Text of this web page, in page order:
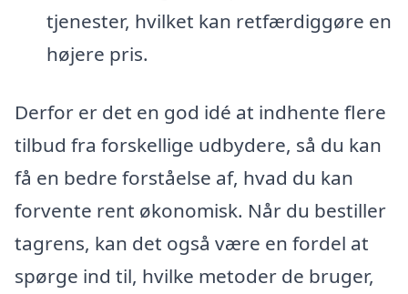
tjenester, hvilket kan retfærdiggøre en
højere pris.
Derfor er det en god idé at indhente flere
tilbud fra forskellige udbydere, så du kan
få en bedre forståelse af, hvad du kan
forvente rent økonomisk. Når du bestiller
tagrens, kan det også være en fordel at
spørge ind til, hvilke metoder de bruger,